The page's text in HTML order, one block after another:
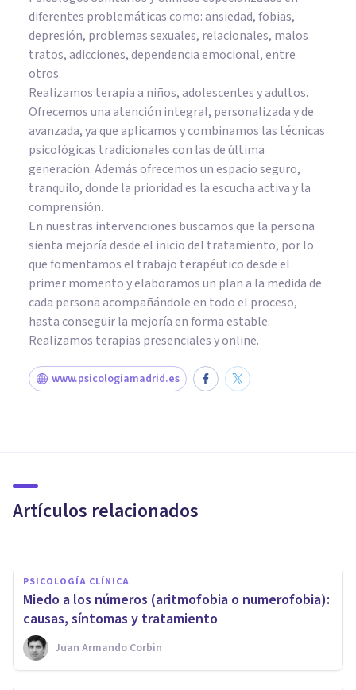
diferentes problemáticas como: ansiedad, fobias,
depresión, problemas sexuales, relacionales, malos
tratos, adicciones, dependencia emocional, entre
otros.
Realizamos terapia a niños, adolescentes y adultos.
Ofrecemos una atención integral, personalizada y de
avanzada, ya que aplicamos y combinamos las técnicas
psicológicas tradicionales con las de última
generación. Además ofrecemos un espacio seguro,
tranquilo, donde la prioridad es la escucha activa y la
comprensión.
En nuestras intervenciones buscamos que la persona
sienta mejoría desde el inicio del tratamiento, por lo
que fomentamos el trabajo terapéutico desde el
primer momento y elaboramos un plan a la medida de
cada persona acompañándole en todo el proceso,
hasta conseguir la mejoría en forma estable.
Realizamos terapias presenciales y online.
www.psicologiamadrid.es
Artículos relacionados
causas y tratamiento
PSICOLOGÍA CLÍNICA
Miedo a los números (aritmofobia o numerofobia):
causas, síntomas y tratamiento
Juan Armando Corbin